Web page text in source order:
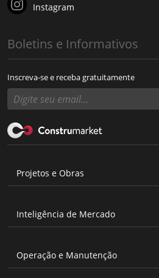
Instagram
Boletins e Informativos
Inscreva-se e receba gratuitamente
Projetos e Obras
Inteligência de Mercado
Operação e Manutenção